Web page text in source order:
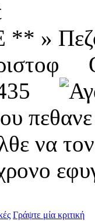
** »
να
Γράψτε μία κριτική